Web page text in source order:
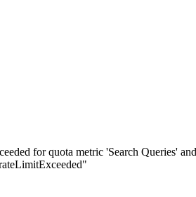
for quota metric 'Search Queries'